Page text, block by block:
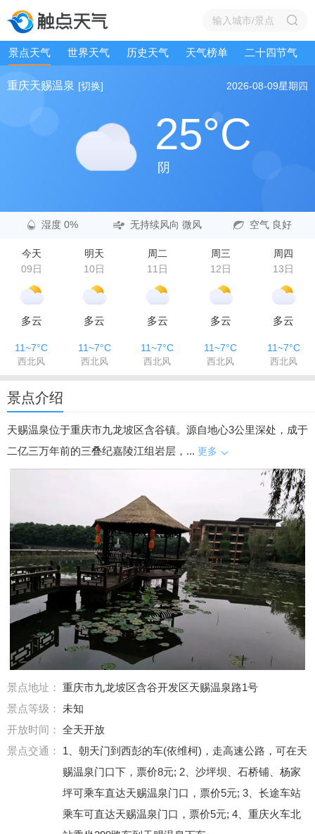
景点天气 世界天气 历史天气 天气榜单 二十四节气
重庆天赐温泉 [切换] 2026-08-09星期四
25°C
阴
湿度 0% 无持续风向 微风 空气 良好
今天
09日
明天
10日
周二
11日
周三
12日
周四
13日
多云 多云 多云 多云 多云
11~7°C 11~7°C 11~7°C 11~7°C 11~7°C
西北风 西北风 西北风 西北风 西北风
景点介绍
天赐温泉位于重庆市九龙坡区含谷镇。源自地心3公里深处，成于
二亿三万年前的三叠纪嘉陵江组岩层，... 更多
景点地址： 重庆市九龙坡区含谷开发区天赐温泉路1号
景点等级： 未知
开放时间： 全天开放
景点交通：
1、朝天门到西彭的车(依维柯)，走高速公路，可在天
赐温泉门口下，票价8元; 2、沙坪坝、石桥铺、杨家
坪可乘车直达天赐温泉门口，票价5元; 3、长途车站
乘车可直达天赐温泉门口，票价5元; 4、重庆火车北